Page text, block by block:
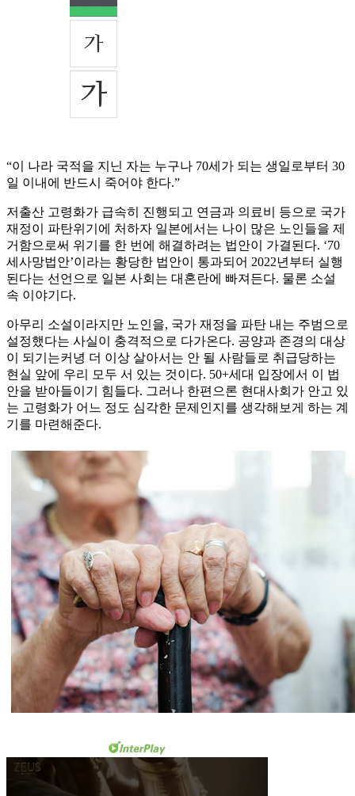
“이 나라 국적을 지닌 자는 누구나 70세가 되는 생일로부터 30
일 이내에 반드시 죽어야 한다.”
저출산 고령화가 급속히 진행되고 연금과 의료비 등으로 국가
재정이 파탄위기에 처하자 일본에서는 나이 많은 노인들을 제
거함으로써 위기를 한 번에 해결하려는 법안이 가결된다. ‘70
세사망법안’이라는 황당한 법안이 통과되어 2022년부터 실행
된다는 선언으로 일본 사회는 대혼란에 빠져든다. 물론 소설
속 이야기다.
아무리 소설이라지만 노인을, 국가 재정을 파탄 내는 주범으로
설정했다는 사실이 충격적으로 다가온다. 공양과 존경의 대상
이 되기는커녕 더 이상 살아서는 안 될 사람들로 취급당하는
현실 앞에 우리 모두 서 있는 것이다. 50+세대 입장에서 이 법
안을 받아들이기 힘들다. 그러나 한편으론 현대사회가 안고 있
는 고령화가 어느 정도 심각한 문제인지를 생각해보게 하는 계
기를 마련해준다.